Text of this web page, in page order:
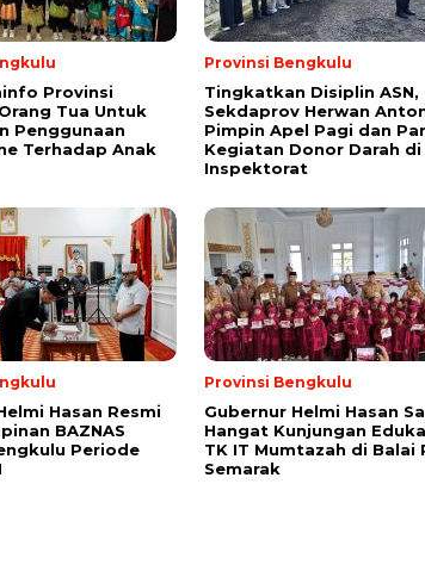
Provinsi
Tua Untuk
Penggunaan
Terhadap Anak
Provinsi Bengkulu
Tingkatkan Disiplin ASN,
Sekdaprov Herwan
Pimpin Apel Pagi dan
Kegiatan Donor Darah di
Inspektorat
Hasan Resmi
BAZNAS
Periode
Provinsi Bengkulu
Gubernur Helmi Hasan
Hangat Kunjungan
TK IT Mumtazah di Balai
Semarak